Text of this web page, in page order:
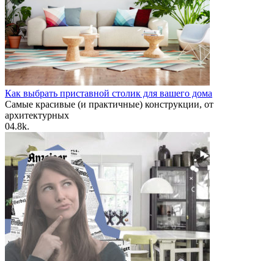
Как выбрать приставной столик для вашего дома
Самые красивые (и практичные) конструкции, от
архитектурных
04.8k.